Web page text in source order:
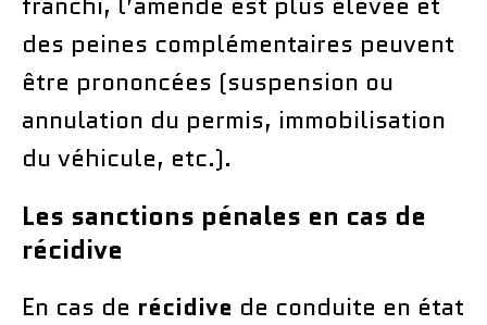
des peines complémentaires peuvent
être prononcées (suspension ou
annulation du permis, immobilisation
du véhicule, etc.).
Les sanctions pénales en cas de
récidive
En cas de récidive de conduite en état